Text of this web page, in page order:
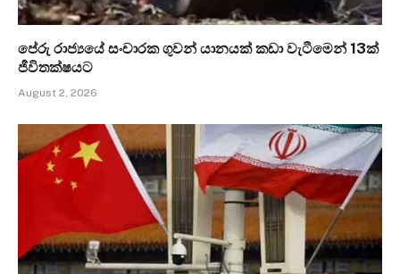
පේරු රාජ්‍යයේ සංචාරක ගුවන් යානයක් කඩා වැටීමෙන් 13ක්
ජීවිතක්ෂයට
August 2, 2026